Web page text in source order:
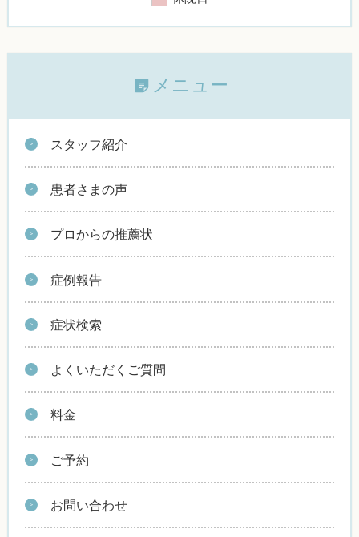
メニュー
スタッフ紹介
患者さまの声
プロからの推薦状
症例報告
症状検索
よくいただくご質問
料金
ご予約
お問い合わせ